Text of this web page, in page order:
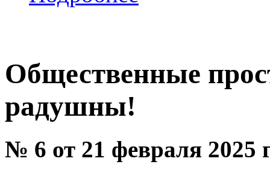
Общественные
радушны!
№ 6 от 21 февраля 2025